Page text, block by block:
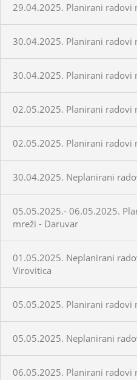
29.04.2025. Planirani radovi
30.04.2025. Planirani radovi
30.04.2025. Planirani radovi
02.05.2025. Planirani radovi
02.05.2025. Planirani radovi
30.04.2025. Neplanirani
05.05.2025.- 06.05.2025.
mreži - Daruvar
01.05.2025. Neplanirani
Virovitica
05.05.2025. Planirani radovi
05.05.2025. Neplanirani
06.05.2025. Planirani radovi